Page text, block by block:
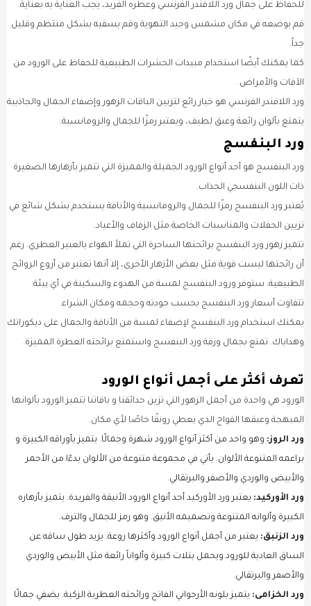
للحفاظ على جمال ورد اللافندر الفرنسي وعطره الفريد، يجب العناية به بعناية.
قم بوضعه في مكان مشمس وجيد التهوية وقم بسقيه بشكل منتظم وقليل
جداً.
كما يمكنك أيضًا استخدام مبيدات الحشرات الطبيعية للحفاظ على الورود من
الآفات والأمراض.
ورد اللافندر الفرنسي هو خيار رائع لتزيين الباقات الزهور وإضفاء الجمال والجاذبية
يتمتع بألوان رائعة وعبق لطيف، ويعتبر رمزًا للجمال والرومانسية.
ورد البنفسج
ورد البنفسج هو أحد أنواع الورود الجميلة والمميزة التي تتميز بأزهارها الصغيرة
ذات اللون البنفسجي الجذاب.
يُعتبر ورد البنفسج رمزًا للجمال والرومانسية والأناقة يستخدم بشكل شائع في
تزيين الحفلات والمناسبات الخاصة مثل الزفاف والأعياد.
تتميز زهور ورد البنفسج برائحتها الساحرة التي تملأ الهواء بالعبير العطري. رغم
أن رائحتها ليست قوية مثل بعض الأزهار الأخرى، إلا أنها تعتبر من أروع الروائح
الطبيعية. ستوفر ورود البنفسج لمسة من الهدوء والسكينة في أي بيئة.
تتفاوت أسعار ورد البنفسج بحسب جودته وحجمه ومكان الشراء.
يمكنك استخدام ورد البنفسج لإضفاء لمسة من الأناقة والجمال على ديكوراتك
وهداياك. تمتع بجمال ورقة ورد البنفسج واستمتع برائحته العطرة المميزة.
تعرف أكثر على أجمل أنواع الورود
الورود هي واحدة من أجمل الزهور التي تزين حدائقنا و باقاتنا تتميز الورود بألوانها
المبهجة وعبقها الفواح الذي يعطي رونقًا خاصًا لأي مكان.
ورد الروز: وهو واحد من أكثر أنواع الورود شهرة وجمالًا. يتميز بأوراقه الكبيرة و
براعمه المتنوعة الألوان. يأتي في مجموعة متنوعة من الألوان بدءًا من الأحمر
والأبيض والوردي والأصفر والبرتقالي.
ورد الأوركيد: يعتبر ورد الأوركيد أحد أنواع الورود الأنيقة والفريدة. يتميز بأزهاره
الكبيرة وألوانه المتنوعة وتصميمه الأنيق. وهو رمز للجمال والترف.
ورد الزنبق: يعتبر من أجمل أنواع الورود وأكثرها روعة. يزيد طول ساقه عن
الساق العادية للورود ويحمل بتلات كبيرة وألواناً رائعة مثل الأبيض والوردي
والأصفر والبرتقالي.
ورد الخزامى: يتميز بلونه الأرجواني الفاتح ورائحته العطرية الزكية. يضفي جمالًا